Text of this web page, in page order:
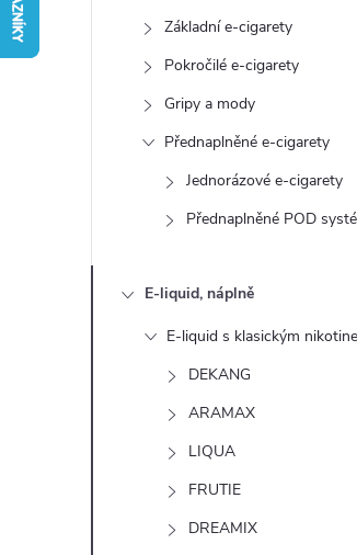
í
Základní e-cigarety
Pokročilé e-cigarety
Gripy a mody
Přednaplněné e-cigarety
Jednorázové e-cigarety
Přednaplněné POD
E-liquid, náplně
E-liquid s klasickým
DEKANG
ARAMAX
LIQUA
FRUTIE
DREAMIX